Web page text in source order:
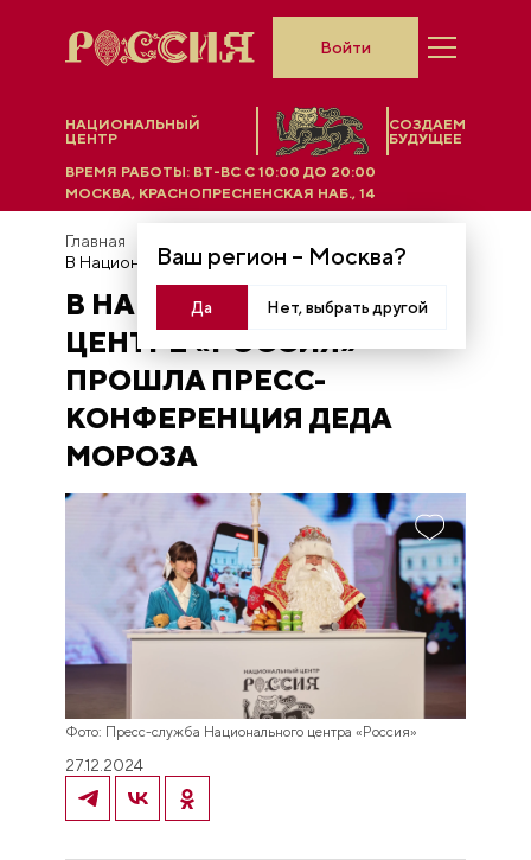
НАЦИОНАЛЬНЫЙ
ЦЕНТР
СОЗДАЕМ
БУДУЩЕЕ
Ваш регион – Москва?
Да Нет, выбрать другой
ВРЕМЯ РАБОТЫ: ВТ-ВС C 10:00 ДО 20:00
МОСКВА, КРАСНОПРЕСНЕНСКАЯ НАБ., 14
Войти
Главная
В НАЦИОНАЛЬНОМ
ЦЕНТРЕ «РОССИЯ»
ПРОШЛА ПРЕСС-
КОНФЕРЕНЦИЯ ДЕДА
МОРОЗА
Фото: Пресс-служба Национального центра «Россия»
27.12.2024